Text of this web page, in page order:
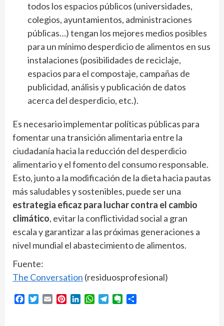
todos los espacios públicos (universidades,
colegios, ayuntamientos, administraciones
públicas…) tengan los mejores medios posibles
para un mínimo desperdicio de alimentos en sus
instalaciones (posibilidades de reciclaje,
espacios para el compostaje, campañas de
publicidad, análisis y publicación de datos
acerca del desperdicio, etc.).
Es necesario implementar políticas públicas para
fomentar una transición alimentaria entre la
ciudadanía hacia la reducción del desperdicio
alimentario y el fomento del consumo responsable.
Esto, junto a la modificación de la dieta hacia pautas
más saludables y sostenibles, puede ser una
estrategia eficaz para luchar contra el cambio
climático, evitar la conflictividad social a gran
escala y garantizar a las próximas generaciones a
nivel mundial el abastecimiento de alimentos.
Fuente:
The Conversation (residuosprofesional)
Facebook
Twitter
Email PinterestLinkedInWhatsApp
TelegramEvernote